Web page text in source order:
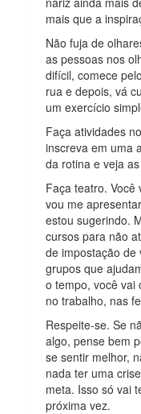
mais que a
Não fuja de
as pessoas nos
difícil, comece
rua e depois, vá
um exercício
Faça atividades
inscreva em uma
da rotina e veja
Faça teatro. Você
vou me
estou sugerindo.
cursos para não
de impostação de
grupos que
o tempo, você vai
no trabalho, nas
Respeite-se. Se
algo, pense bem
se sentir melhor,
nada ter uma
meta. Isso só vai
próxima vez.